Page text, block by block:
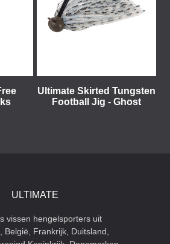
Ultimate Skirted Tungsten
Football Jig - Ghost
ULTIMATE
vissen hengelsporters uit
België, Frankrijk, Duitsland,